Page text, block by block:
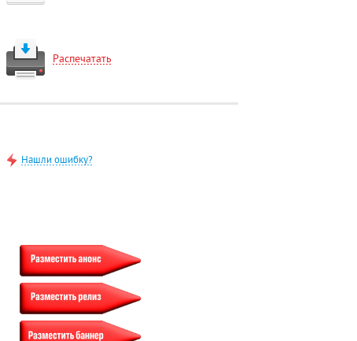
Распечатать
Нашли ошибку?